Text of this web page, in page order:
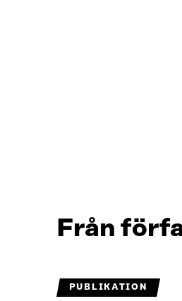
Från
PUBLIKATION